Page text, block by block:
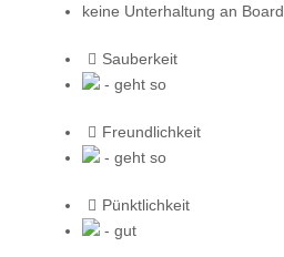
keine Unterhaltung an Board
Sauberkeit
- geht so
Freundlichkeit
- geht so
Pünktlichkeit
- gut